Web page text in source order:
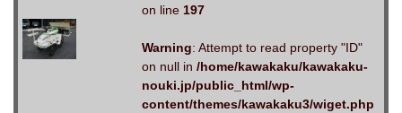
on line 197
Warning: Attempt to read property "ID"
on null in /home/kawakaku/kawakaku-
nouki.jp/public_html/wp-
content/themes/kawakaku3/wiget.php